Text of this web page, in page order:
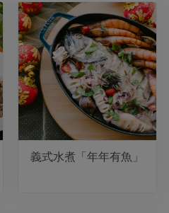
乳製品
米麵雜糧
一籃菜真心話
合作聯合國
生活提案
親子食育
義式水煮「年年有魚」